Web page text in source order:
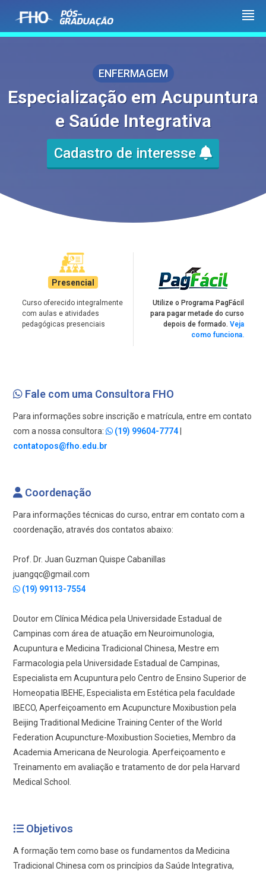
ENFERMAGEM
Especialização em Acupuntura
e Saúde Integrativa
Cadastro de interesse
Presencial
Curso oferecido integralmente
com aulas e atividades
pedagógicas presenciais
Utilize o Programa PagFácil
para pagar metade do curso
depois de formado. Veja
como funciona.
Fale com uma Consultora FHO
Para informações sobre inscrição e matrícula, entre em contato
com a nossa consultora:
(19) 99604-7774
contatopos@fho.edu.br
Coordenação
Para informações técnicas do curso, entrar em contato com a
coordenação, através dos contatos abaixo:
Prof. Dr. Juan Guzman Quispe Cabanillas
juangqc@gmail.com
(19) 99113-7554
Doutor em Clínica Médica pela Universidade Estadual de
Campinas com área de atuação em Neuroimunologia,
Acupuntura e Medicina Tradicional Chinesa, Mestre em
Farmacologia pela Universidade Estadual de Campinas,
Especialista em Acupuntura pelo Centro de Ensino Superior de
Homeopatia IBEHE, Especialista em Estética pela faculdade
IBECO, Aperfeiçoamento em Acupuncture Moxibustion pela
Beijing Traditional Medicine Training Center of the World
Federation Acupuncture-Moxibustion Societies, Membro da
Academia Americana de Neurologia. Aperfeiçoamento e
Treinamento em avaliação e tratamento de dor pela Harvard
Medical School.
Objetivos
A formação tem como base os fundamentos da Medicina
Tradicional Chinesa com os princípios da Saúde Integrativa,